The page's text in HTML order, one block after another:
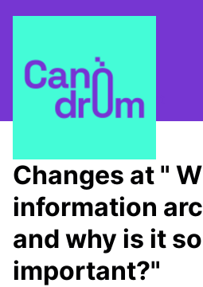
/ Canòdrom Obert
Changes at "
information
and why is it so
important?"